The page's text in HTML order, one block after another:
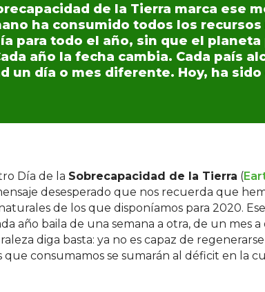
de la Tierra marca ese
ha consumido todos los
para todo el año, sin que el planeta
año la fecha cambia. Cada país
un día o mes diferente. Hoy, ha
Día de la Sobrecapacidad de la Tierra (
desesperado que nos recuerda que
de los que disponíamos para 2020.
año baila de una semana a otra, de un mes
diga basta: ya no es capaz de
que consumamos se sumarán al déficit en la